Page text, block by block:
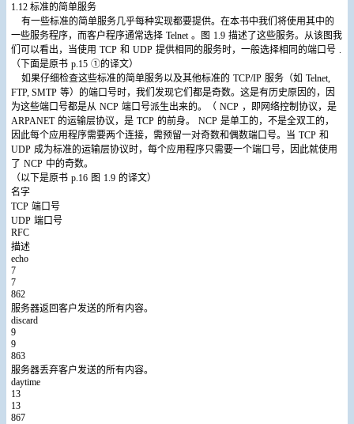
1.12 标准的简单服务
有一些标准的简单服务几乎每种实现都要提供。在本书中我们将使用其中的
一些服务程序，而客户程序通常选择 Telnet 。图 1.9 描述了这些服务。从该图我
们可以看出，当使用 TCP 和 UDP 提供相同的服务时，一般选择相同的端口号 .
（下面是原书 p.15 ①的译文）
如果仔细检查这些标准的简单服务以及其他标准的 TCP/IP 服务（如 Telnet,
FTP, SMTP 等）的端口号时，我们发现它们都是奇数。这是有历史原因的，因
为这些端口号都是从 NCP 端口号派生出来的。（ NCP ，即网络控制协议，是
ARPANET 的运输层协议，是 TCP 的前身。 NCP 是单工的，不是全双工的，
因此每个应用程序需要两个连接，需预留一对奇数和偶数端口号。当 TCP 和
UDP 成为标准的运输层协议时，每个应用程序只需要一个端口号，因此就使用
了 NCP 中的奇数。
（以下是原书 p.16 图 1.9 的译文）
名字
TCP 端口号
UDP 端口号
RFC
描述
echo
7
7
862
服务器返回客户发送的所有内容。
discard
9
9
863
服务器丢弃客户发送的所有内容。
daytime
13
13
867